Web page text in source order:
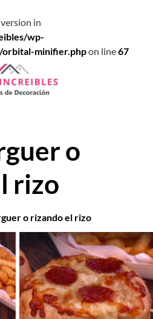
in
wp-
minifier.phpon line67
o
rizo
o rizando el rizo